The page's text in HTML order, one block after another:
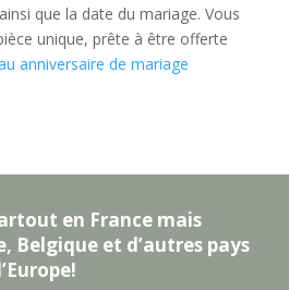
que la date du mariage. Vous
unique, prête à être offerte
anniversaire de mariage
en France mais
Belgique et d’autres pays